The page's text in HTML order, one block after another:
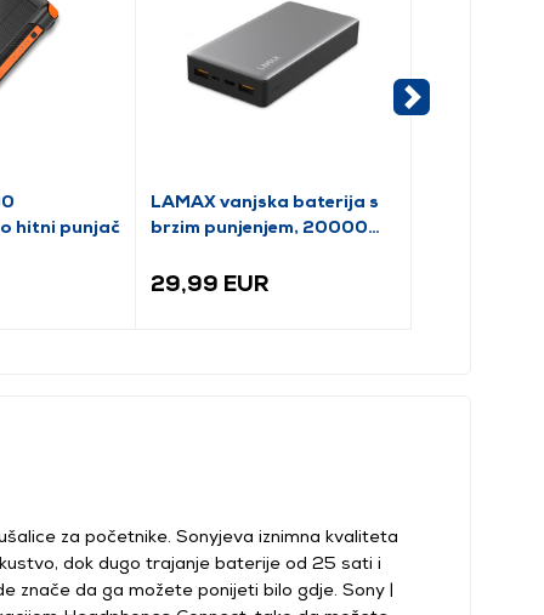
hitni punjač
LAMAX vanjska baterija s
brzim punjenjem, 20000
29,99 EUR
za početnike. Sonyjeva iznimna kvaliteta
dok dugo trajanje baterije od 25 sati i
znače da ga možete ponijeti bilo gdje. Sony |